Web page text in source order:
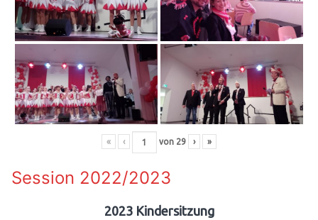
« ‹ von 29 › »
Session 2022/2023
2023 Kindersitzung